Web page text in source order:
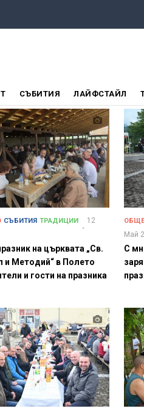
СЪБИТИЯ ЛАЙФСТАЙЛ
СЪБИТИЯ ТРАДИЦИИ
12
на църквата „Св.
и Методий“ в Полето
и гости на празника
Май
С